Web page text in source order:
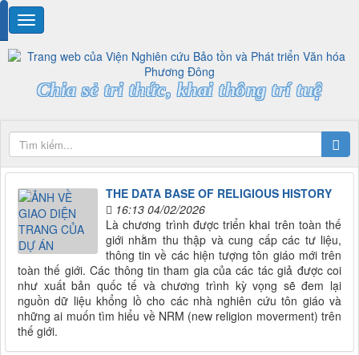
Chia sẻ tri thức, khai thông trí tuệ
THE DATA BASE OF RELIGIOUS HISTORY
16:13 04/02/2026
Là chương trình được triển khai trên toàn thế
giới nhằm thu thập và cung cấp các tư liệu,
thông tin về các hiện tượng tôn giáo mới trên
toàn thế giới. Các thông tin tham gia của các tác giả được coi
như xuất bản quốc tế và chương trình kỳ vọng sẽ đem lại
nguồn dữ liệu khổng lồ cho các nhà nghiên cứu tôn giáo và
những ai muốn tìm hiểu về NRM (new religion moverment) trên
thế giới.